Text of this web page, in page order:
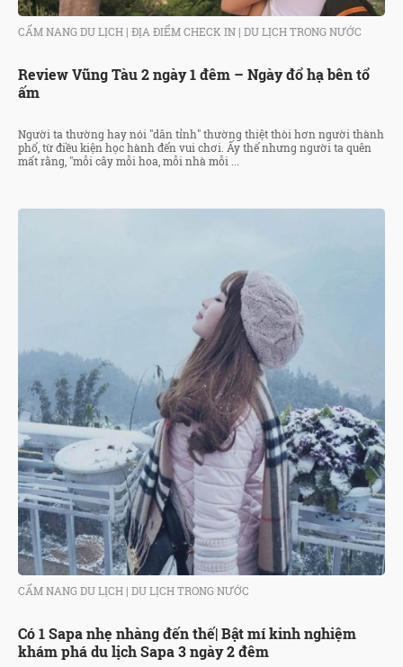
CẨM NANG DU LỊCH | ĐỊA ĐIỂM CHECK IN | DU LỊCH TRONG NƯỚC
Review Vũng Tàu 2 ngày 1 đêm – Ngày đổ hạ bên tổ
ấm
Người ta thường hay nói "dân tỉnh" thường thiệt thòi hơn người thành
phố, từ điều kiện học hành đến vui chơi. Ấy thế nhưng người ta quên
mất rằng, "mỗi cây mỗi hoa, mỗi nhà mỗi ...
CẨM NANG DU LỊCH | DU LỊCH TRONG NƯỚC
Có 1 Sapa nhẹ nhàng đến thế| Bật mí kinh nghiệm
khám phá du lịch Sapa 3 ngày 2 đêm